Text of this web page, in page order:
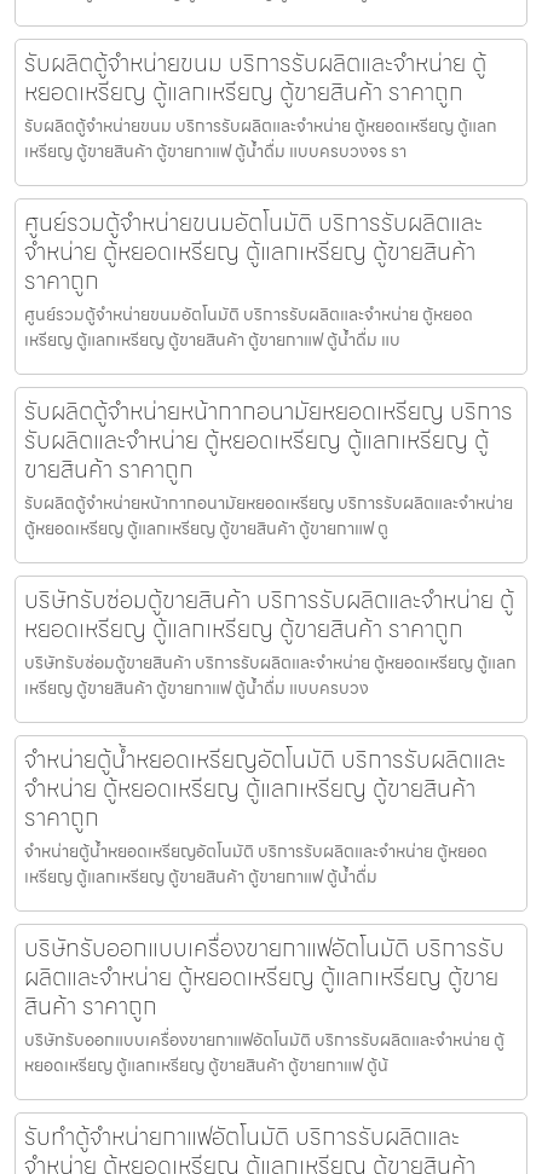
รับผลิตตู้จำหน่ายขนม บริการรับผลิตและจำหน่าย ตู้
หยอดเหรียญ ตู้แลกเหรียญ ตู้ขายสินค้า ราคาถูก
รับผลิตตู้จำหน่ายขนม บริการรับผลิตและจำหน่าย ตู้หยอดเหรียญ ตู้แลก
เหรียญ ตู้ขายสินค้า ตู้ขายกาแฟ ตู้น้ำดื่ม แบบครบวงจร รา
ศูนย์รวมตู้จำหน่ายขนม​อัตโนมัติ บริการรับผลิตและ
จำหน่าย ตู้หยอดเหรียญ ตู้แลกเหรียญ ตู้ขายสินค้า
ราคาถูก
ศูนย์รวมตู้จำหน่ายขนม​อัตโนมัติ บริการรับผลิตและจำหน่าย ตู้หยอด
เหรียญ ตู้แลกเหรียญ ตู้ขายสินค้า ตู้ขายกาแฟ ตู้น้ำดื่ม แบ
รับผลิตตู้จำหน่ายหน้ากากอนามัยหยอดเหรียญ​​ บริการ
รับผลิตและจำหน่าย ตู้หยอดเหรียญ ตู้แลกเหรียญ ตู้
ขายสินค้า ราคาถูก
รับผลิตตู้จำหน่ายหน้ากากอนามัยหยอดเหรียญ​​ บริการรับผลิตและจำหน่าย
ตู้หยอดเหรียญ ตู้แลกเหรียญ ตู้ขายสินค้า ตู้ขายกาแฟ ตู
บริษัทรับซ่อมตู้ขายสินค้า บริการรับผลิตและจำหน่าย ตู้
หยอดเหรียญ ตู้แลกเหรียญ ตู้ขายสินค้า ราคาถูก
บริษัทรับซ่อมตู้ขายสินค้า บริการรับผลิตและจำหน่าย ตู้หยอดเหรียญ ตู้แลก
เหรียญ ตู้ขายสินค้า ตู้ขายกาแฟ ตู้น้ำดื่ม แบบครบวง
จำหน่ายตู้น้ำหยอดเหรียญ​อัตโนมัติ บริการรับผลิตและ
จำหน่าย ตู้หยอดเหรียญ ตู้แลกเหรียญ ตู้ขายสินค้า
ราคาถูก
จำหน่ายตู้น้ำหยอดเหรียญ​อัตโนมัติ บริการรับผลิตและจำหน่าย ตู้หยอด
เหรียญ ตู้แลกเหรียญ ตู้ขายสินค้า ตู้ขายกาแฟ ตู้น้ำดื่ม
บริษัทรับออกแบบเครื่องขายกาแฟ​อัตโนมัติ บริการรับ
ผลิตและจำหน่าย ตู้หยอดเหรียญ ตู้แลกเหรียญ ตู้ขาย
สินค้า ราคาถูก
บริษัทรับออกแบบเครื่องขายกาแฟ​อัตโนมัติ บริการรับผลิตและจำหน่าย ตู้
หยอดเหรียญ ตู้แลกเหรียญ ตู้ขายสินค้า ตู้ขายกาแฟ ตู้น้
รับทำตู้จำหน่ายกาแฟ​อัตโนมัติ บริการรับผลิตและ
จำหน่าย ตู้หยอดเหรียญ ตู้แลกเหรียญ ตู้ขายสินค้า